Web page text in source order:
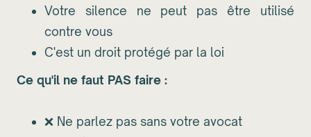
Votre silence ne peut pas être utilisé
contre vous
C'est un droit protégé par la loi
Ce qu'il ne faut PAS faire :
❌ Ne parlez pas sans votre avocat